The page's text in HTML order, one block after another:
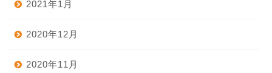
2021年1月
2020年12月
2020年11月